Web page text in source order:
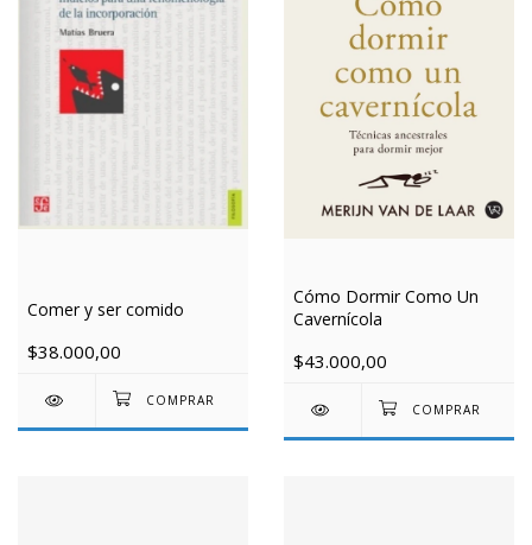
Comer y ser comido
$38.000,00
Cómo Dormir Como Un
Cavernícola
$43.000,00